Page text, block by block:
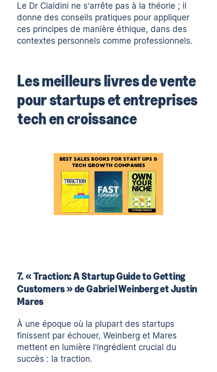
Le Dr Cialdini ne s’arrête pas à la théorie ; il
donne des conseils pratiques pour appliquer
ces principes de manière éthique, dans des
contextes personnels comme professionnels.
Les meilleurs livres de vente
pour startups et entreprises
tech en croissance
7. « Traction: A Startup Guide to Getting
Customers » de Gabriel Weinberg et Justin
Mares
À une époque où la plupart des startups
finissent par échouer, Weinberg et Mares
mettent en lumière l’ingrédient crucial du
succès : la traction.